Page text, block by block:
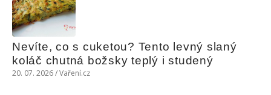
Nevíte, co s cuketou? Tento levný slaný
koláč chutná božsky teplý i studený
20. 07. 2026 / Vaření.cz